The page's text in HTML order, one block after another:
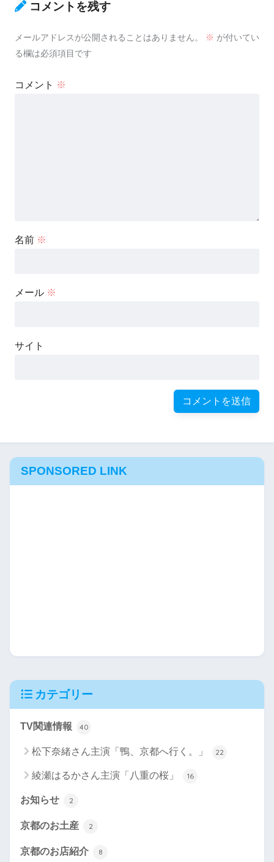
コメントを残す
メールアドレスが公開されることはありません。 ※ が付いてい
る欄は必須項目です
コメント ※
名前 ※
メール ※
サイト
SPONSORED LINK
カテゴリー
TV関連情報 40
松下奈緒さん主演「鴨、京都へ行く。」 22
綾瀬はるかさん主演「八重の桜」 16
お知らせ 2
京都のお土産 2
京都のお店紹介 8